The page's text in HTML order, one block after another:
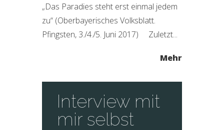
„Das Paradies steht erst einmal jedem
zu“ (Oberbayerisches Volksblatt.
Pfingsten, 3./4./5. Juni 2017) Zuletzt...
Mehr
Interview mit
mir selbst